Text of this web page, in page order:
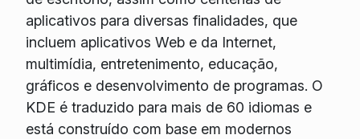
aplicativos para diversas finalidades, que
incluem aplicativos Web e da Internet,
multimídia, entretenimento, educação,
gráficos e desenvolvimento de programas. O
KDE é traduzido para mais de 60 idiomas e
está construído com base em modernos